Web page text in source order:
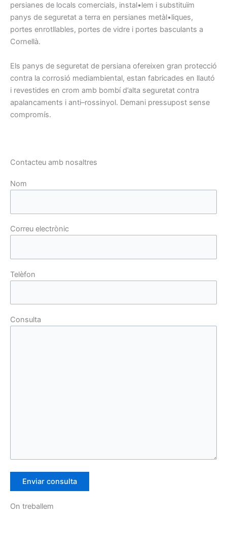
persianes de locals comercials, instal•lem i substituïm
panys de seguretat a terra en persianes metàl•liques,
portes enrotllables, portes de vidre i portes basculants a
Cornellà.
Els panys de seguretat de persiana ofereixen gran protecció
contra la corrosió mediambiental, estan fabricades en llautó
i revestides en crom amb bombí d’alta seguretat contra
apalancaments i anti–rossinyol. Demani pressupost sense
compromís.
Contacteu amb nosaltres
Nom
Correu electrònic
Telèfon
Consulta
On treballem